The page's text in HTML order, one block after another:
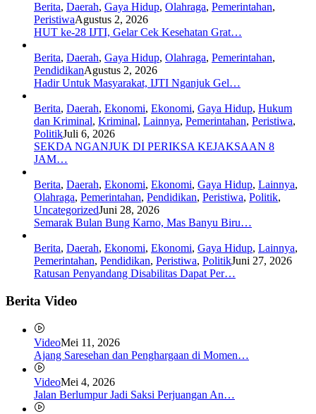
Berita, Daerah, Gaya Hidup, Olahraga, Pemerintahan,
PeristiwaAgustus 2, 2026
HUT ke-28 IJTI, Gelar Cek Kesehatan Grat…
Berita, Daerah, Gaya Hidup, Olahraga, Pemerintahan,
PendidikanAgustus 2, 2026
Hadir Untuk Masyarakat, IJTI Nganjuk Gel…
Berita, Daerah, Ekonomi, Ekonomi, Gaya Hidup, Hukum
dan Kriminal, Kriminal, Lainnya, Pemerintahan, Peristiwa,
PolitikJuli 6, 2026
SEKDA NGANJUK DI PERIKSA KEJAKSAAN 8
JAM…
Berita, Daerah, Ekonomi, Ekonomi, Gaya Hidup, Lainnya,
Olahraga, Pemerintahan, Pendidikan, Peristiwa, Politik,
UncategorizedJuni 28, 2026
Semarak Bulan Bung Karno, Mas Banyu Biru…
Berita, Daerah, Ekonomi, Ekonomi, Gaya Hidup, Lainnya,
Pemerintahan, Pendidikan, Peristiwa, PolitikJuni 27, 2026
Ratusan Penyandang Disabilitas Dapat Per…
Berita Video
VideoMei 11, 2026
Ajang Saresehan dan Penghargaan di Momen…
VideoMei 4, 2026
Jalan Berlumpur Jadi Saksi Perjuangan An…